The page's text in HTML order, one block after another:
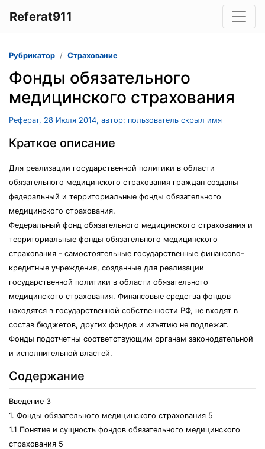
Referat911
Рубрикатор Страхование
Фонды обязательного
медицинского страхования
Реферат, 28 Июля 2014, автор: пользователь скрыл имя
Краткое описание
Для реализации государственной политики в области
обязательного медицинского страхования граждан созданы
федеральный и территориальные фонды обязательного
медицинского страхования.
Федеральный фонд обязательного медицинского страхования и
территориальные фонды обязательного медицинского
страхования - самостоятельные государственные финансово-
кредитные учреждения, созданные для реализации
государственной политики в области обязательного
медицинского страхования. Финансовые средства фондов
находятся в государственной собственности РФ, не входят в
состав бюджетов, других фондов и изъятию не подлежат.
Фонды подотчетны соответствующим органам законодательной
и исполнительной властей.
Содержание
Введение 3
1. Фонды обязательного медицинского страхования 5
1.1 Понятие и сущность фондов обязательного медицинского
страхования 5